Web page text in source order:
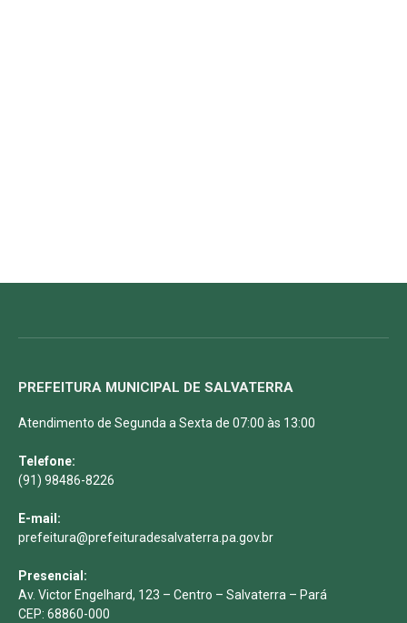
PREFEITURA MUNICIPAL DE SALVATERRA
Atendimento de Segunda a Sexta de 07:00 às 13:00
Telefone:
(91) 98486-8226
E-mail:
prefeitura@prefeituradesalvaterra.pa.gov.br
Presencial:
Av. Victor Engelhard, 123 – Centro – Salvaterra – Pará
CEP: 68860-000